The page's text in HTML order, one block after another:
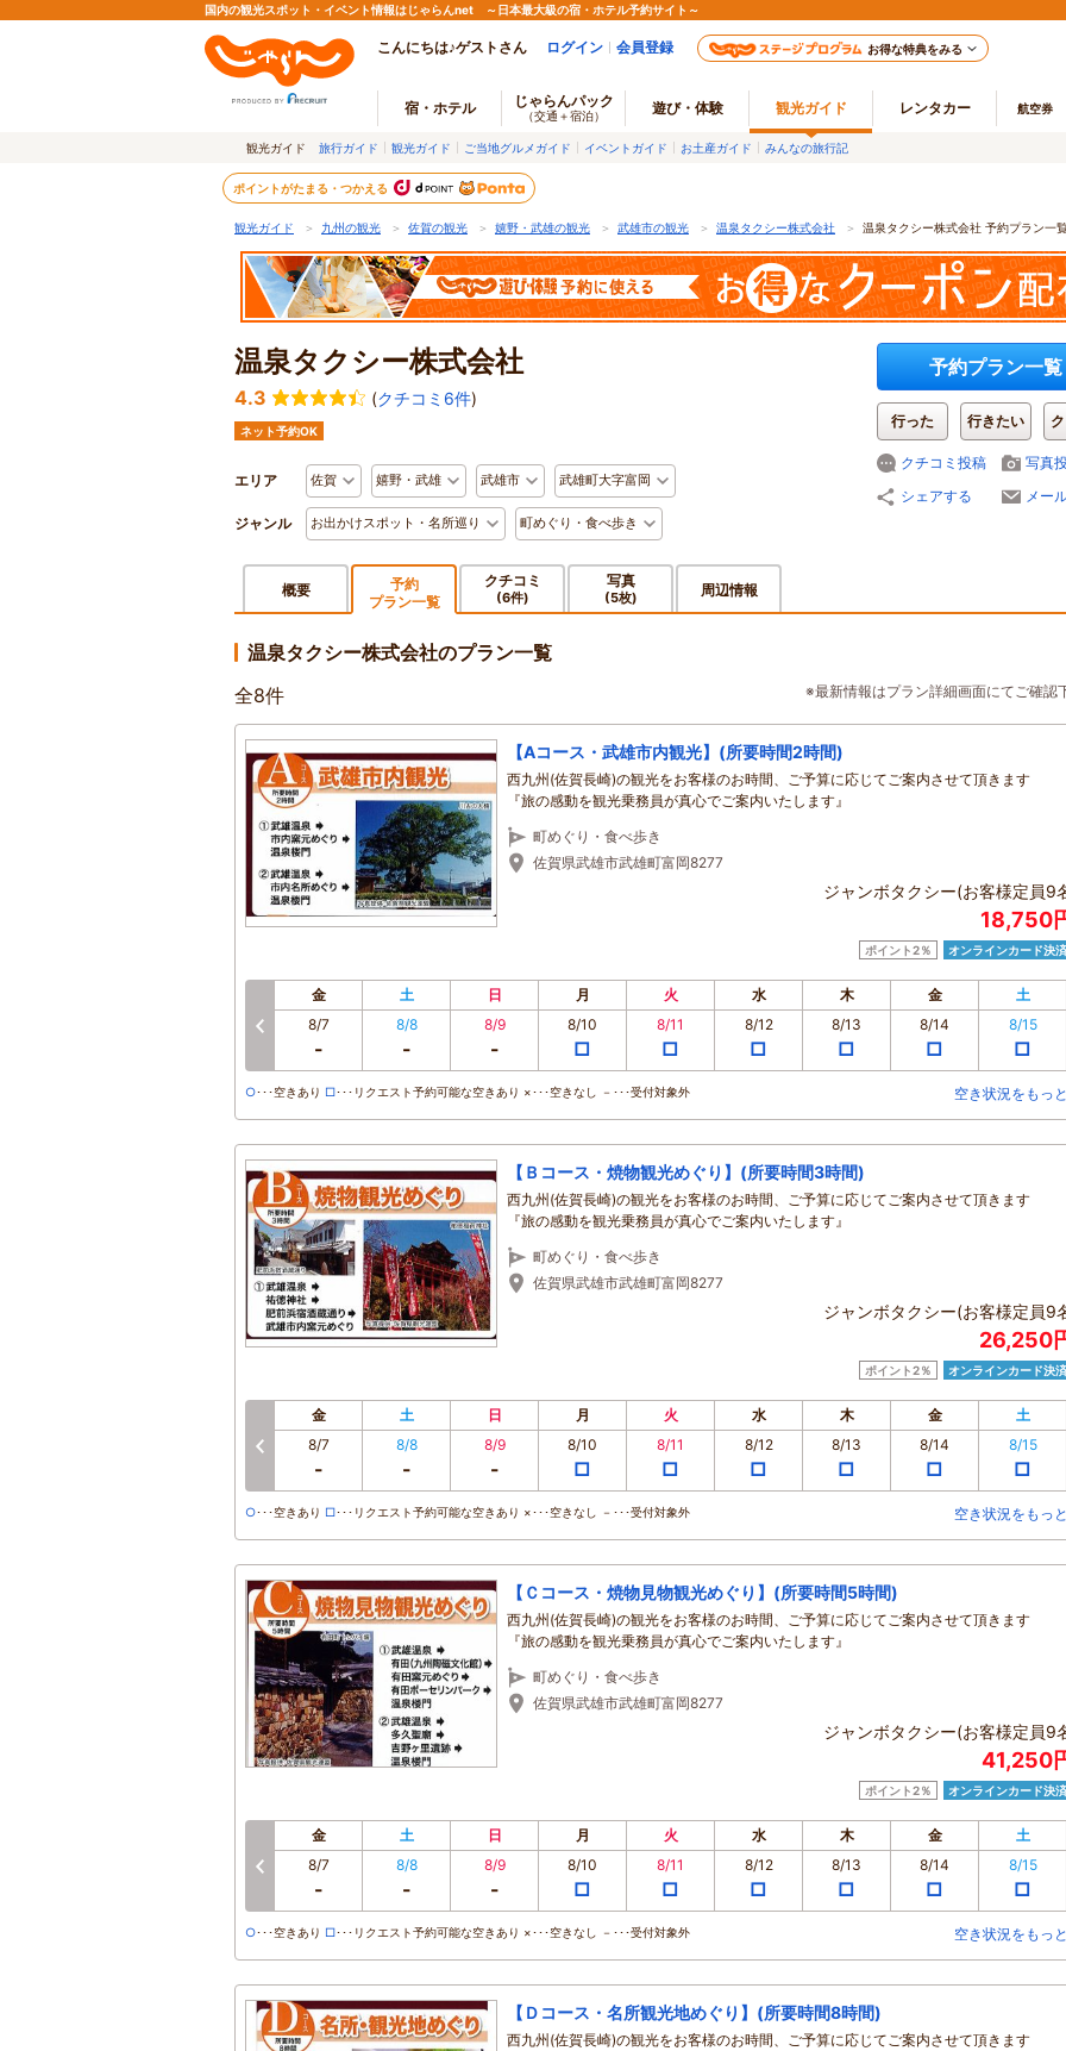
国内の観光スポット・イベント情報はじゃらんnet ～日本最大級の宿・ホテル予約サイト～
こんにちは♪ゲストさん ログイン 会員登録 お得な特典をみる
宿・ホテル じゃらんパック
（交通＋宿泊） 遊び・体験 観光ガイド レンタカー 航空券
観光ガイド 旅行ガイド 観光ガイド ご当地グルメガイド イベントガイド お土産ガイド みんなの旅行記
ポイントがたまる・つかえる
観光ガイド ＞ 九州の観光 ＞ 佐賀の観光 ＞ 嬉野・武雄の観光 ＞ 武雄市の観光 ＞ 温泉タクシー株式会社 ＞ 温泉タクシー株式会社 予約プラン一
温泉タクシー株式会社
4.3 (クチコミ6件)
ネット予約OK
エリア 佐賀 嬉野・武雄 武雄市 武雄町大字富岡
ジャンル お出かけスポット・名所巡り 町めぐり・食べ歩き
予約プラン一覧
行った 行きたい
クチコミ投稿
写真
シェアする
メー
概要
予約
プラン一覧
クチコミ
(6件)
写真
(5枚) 周辺情報
温泉タクシー株式会社のプラン一覧
全8件 ※最新情報はプラン詳細画面にてご確認
【Aコース・武雄市内観光】(所要時間2時間)
西九州(佐賀長崎)の観光をお客様のお時間、ご予算に応じてご案内させて頂きます
『旅の感動を観光乗務員が真心でご案内いたします』
町めぐり・食べ歩き
佐賀県武雄市武雄町富岡8277
ジャンボタクシー(お客様定員9
18,750
ポイント2％ オンラインカード決
金 土 日 月 火 水 木 金 土
8/7
-
8/8
-
8/9
-
8/10
□
8/11
□
8/12
□
8/13
□
8/14
□
8/15
□
○･･･空きあり □･･･リクエスト予約可能な空きあり ×･･･空きなし －･･･受付対象外 空き状況をもっ
【Ｂコース・焼物観光めぐり】(所要時間3時間)
西九州(佐賀長崎)の観光をお客様のお時間、ご予算に応じてご案内させて頂きます
『旅の感動を観光乗務員が真心でご案内いたします』
町めぐり・食べ歩き
佐賀県武雄市武雄町富岡8277
ジャンボタクシー(お客様定員9
26,250
ポイント2％ オンラインカード決
金 土 日 月 火 水 木 金 土
8/7
-
8/8
-
8/9
-
8/10
□
8/11
□
8/12
□
8/13
□
8/14
□
8/15
□
○･･･空きあり □･･･リクエスト予約可能な空きあり ×･･･空きなし －･･･受付対象外 空き状況をもっ
【Ｃコース・焼物見物観光めぐり】(所要時間5時間)
西九州(佐賀長崎)の観光をお客様のお時間、ご予算に応じてご案内させて頂きます
『旅の感動を観光乗務員が真心でご案内いたします』
町めぐり・食べ歩き
佐賀県武雄市武雄町富岡8277
ジャンボタクシー(お客様定員9
41,250
ポイント2％ オンラインカード決
金 土 日 月 火 水 木 金 土
8/7
-
8/8
-
8/9
-
8/10
□
8/11
□
8/12
□
8/13
□
8/14
□
8/15
□
○･･･空きあり □･･･リクエスト予約可能な空きあり ×･･･空きなし －･･･受付対象外 空き状況をもっ
【Ｄコース・名所観光地めぐり】(所要時間8時間)
西九州(佐賀長崎)の観光をお客様のお時間、ご予算に応じてご案内させて頂きます